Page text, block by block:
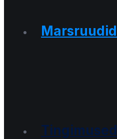
Marsruudid
Tingimused